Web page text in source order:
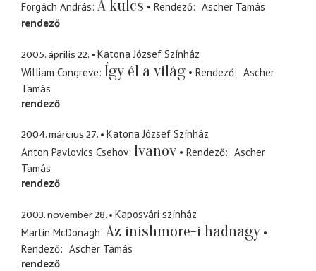
Forgách András A kulcs Rendező
Ascher Tamás
rendező
2005. április 22.
Katona József Színház
William Congreve Így él a világ Rendező
Ascher
Tamás
rendező
2004. március 27.
Katona József Színház
Anton Pavlovics Csehov Ivanov Rendező
Ascher
Tamás
rendező
2003. november 28.
Kaposvári színház
Martin McDonagh Az inishmore-i hadnagy
Rendező
Ascher Tamás
rendező